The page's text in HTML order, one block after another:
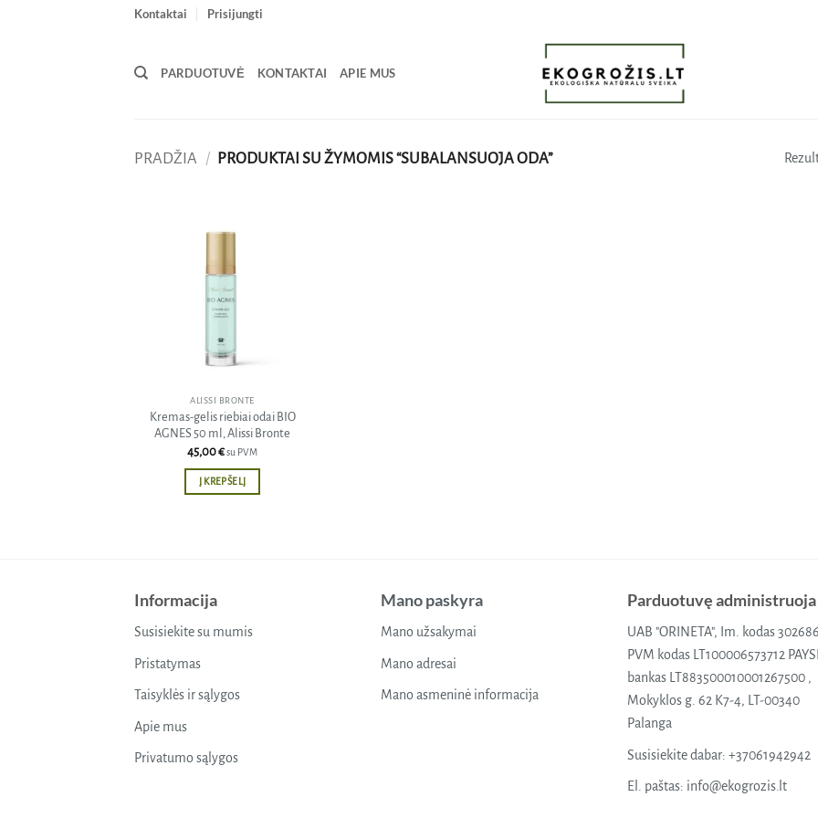
Kontaktai Prisijungti
PARDUOTUVĖ KONTAKTAI APIE MUS
PRADŽIA / PRODUKTAI SU ŽYMOMIS “SUBALANSUOJA ODA”
ALISSI BRONTE
Kremas-gelis riebiai odai BIO
AGNES 50 ml, Alissi Bronte
45,00€su PVM
Į KREPŠELĮ
Informacija
Susisiekite su mumis
Pristatymas
Taisyklės ir sąlygos
Apie mus
Privatumo sąlygos
Mano paskyra
Mano užsakymai
Mano adresai
Mano asmeninė informacija
Parduotuvę administruoja
UAB "ORINETA", Im. kodas
PVM kodas LT100006573712
bankas LT883500010001267500 ,
Mokyklos g. 62 K7-4, LT-00340
Palanga
Susisiekite dabar: +37061942942
El. paštas: info@ekogrozis.lt